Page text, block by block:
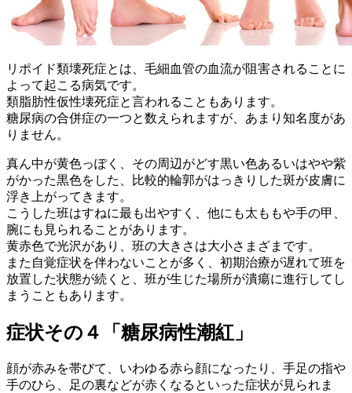
リポイド類壊死症とは、毛細血管の血流が阻害されることに
よって起こる病気です。
類脂肪性仮性壊死症と言われることもあります。
糖尿病の合併症の一つと数えられますが、あまり知名度があ
りません。
真ん中が黄色っぽく、その周辺がどす黒い色あるいはやや紫
がかった黒色をした、比較的輪郭がはっきりした斑が皮膚に
浮き上がってきます。
こうした班はすねに最も出やすく、他にも太ももや手の甲、
腕にも見られることがあります。
黄赤色で光沢があり、班の大きさは大小さまざまです。
また自覚症状を伴わないことが多く、初期治療が遅れて班を
放置した状態が続くと、班が生じた場所が潰瘍に進行してし
まうこともあります。
症状その４「糖尿病性潮紅」
顔が赤みを帯びて、いわゆる赤ら顔になったり、手足の指や
手のひら、足の裏などが赤くなるといった症状が見られま